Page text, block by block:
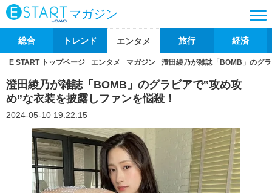
マガジン
総合 トレンド エンタメ 旅行 経済
E START トップページ エンタメ マガジン 澄田綾乃が雑誌「BOMB」のグ
澄田綾乃が雑誌「BOMB」のグラビアで‟攻め攻
め”な衣装を披露しファンを悩殺！
2024-05-10 19:22:15